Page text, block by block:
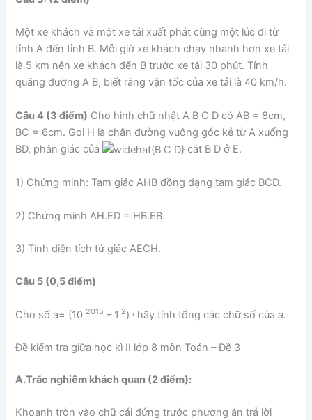
Một xe khách và một xe tải xuất phát cùng một lúc đi từ
tỉnh A đến tỉnh B. Mỗi giờ xe khách chạy nhanh hơn xe tải
là 5 km nên xe khách đến B trước xe tải 30 phút. Tính
quãng đường A B, biết rằng vận tốc của xe tải là 40 km/h.
Câu 4 (3 điểm) Cho hình chữ nhật A B C D có AB = 8cm,
BC = 6cm. Gọi H là chân đường vuông góc kẻ từ A xuống
BD, phân giác của
cắt B D ở E.
1) Chứng minh: Tam giác AHB đồng dạng tam giác BCD.
2) Chứng minh AH.ED = HB.EB.
3) Tính diện tích tứ giác AECH.
Câu 5 (0,5 điểm)
Cho số a= (10 2015 – 1 2) , hãy tính tổng các chữ số củaa.
Đề kiểm tra giữa học kì II lớp 8 môn Toán – Đề 3
A.Trắc nghiêm khách quan (2 điểm):
Khoanh tròn vào chữ cái đứng trước phương án trả lời